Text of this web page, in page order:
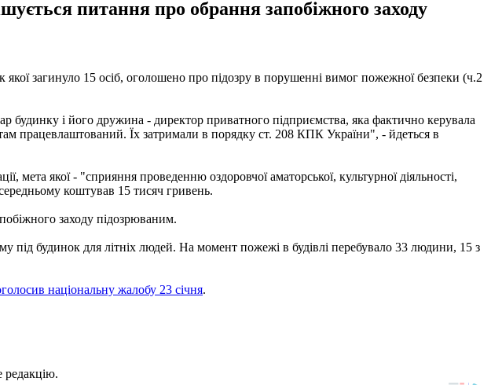
питання про обрання запобіжного заходу
загинуло 15 осіб, оголошено про підозру в порушенні вимог пожежної безпеки (ч.2
будинку і його дружина - директор приватного підприємства, яка фактично керувала
працевлаштований. Їх затримали в порядку ст. 208 КПК України", - йдеться в
мета якої - "сприяння проведенню оздоровчої аматорської, культурної діяльності,
коштував 15 тисяч гривень.
заходу підозрюваним.
під будинок для літніх людей. На момент пожежі в будівлі перебувало 33 людини, 15 з
національну жалобу 23 січня.
редакцію.